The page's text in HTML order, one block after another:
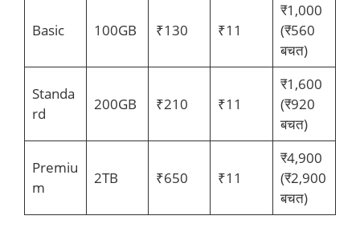
Basic 100GB ₹130 ₹11
₹1,000
(₹560
बचत)
Standa
rd
200GB ₹210 ₹11
₹1,600
(₹920
बचत)
Premiu
m
2TB ₹650 ₹11
₹4,900
(₹2,900
बचत)